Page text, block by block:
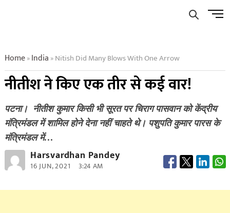
Menu
Home»India »Nitish Did Many Blows With One Arrow
नीतीश ने किए एक तीर से कई वार!
पटना। नीतीश कुमार किसी भी सूरत पर चिराग पासवान को केंद्रीय
मंत्रिमंडल में शामिल होने देना नहीं चाहते थे। पशुपति कुमार पारस के
मंत्रिमंडल में…
Harsvardhan Pandey
16 JUN, 2021 3:24 AM